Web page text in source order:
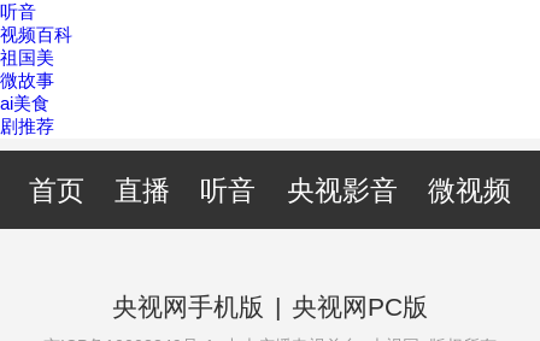
听音
视频百科
祖国美
微故事
ai美食
剧推荐
首页 直播 听音 央视影音 微视频
央视网手机版 | 央视网PC版